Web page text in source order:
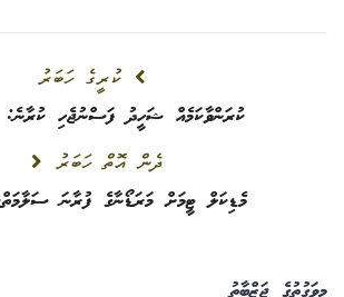
ކުރީގެ ހަބަރު
ކުރަންވާކަމެއް ޝަހީދު ފަސްނުޖެހި ކުރާނެ:
ދެން އޮތް ހަބަރު
މެޑިކަލް ޓީމަށް މަރަޑޯނާގެ ފުރާނަ